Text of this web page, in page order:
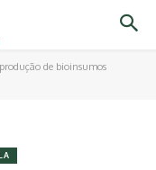
de bioinsumos